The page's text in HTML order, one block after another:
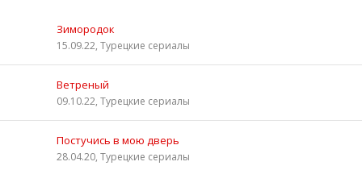
Зимородок
15.09.22, Турецкие сериалы
Ветреный
09.10.22, Турецкие сериалы
Постучись в мою дверь
28.04.20, Турецкие сериалы